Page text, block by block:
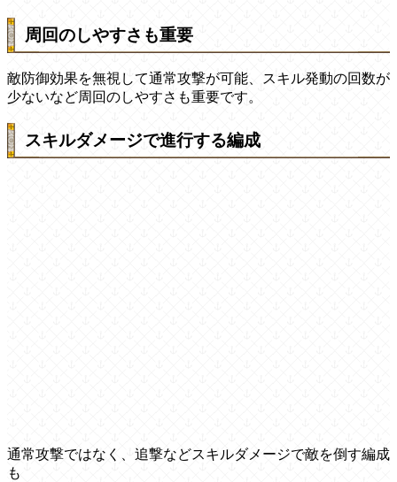
周回のしやすさも重要
敵防御効果を無視して通常攻撃が可能、スキル発動の回数が
少ないなど周回のしやすさも重要です。
スキルダメージで進行する編成
通常攻撃ではなく、追撃などスキルダメージで敵を倒す編成
も